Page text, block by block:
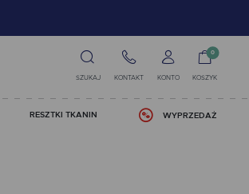
SZUKAJ KONTAKT KONTO
0
KOSZYK
RESZTKI TKANIN WYPRZEDAŻ